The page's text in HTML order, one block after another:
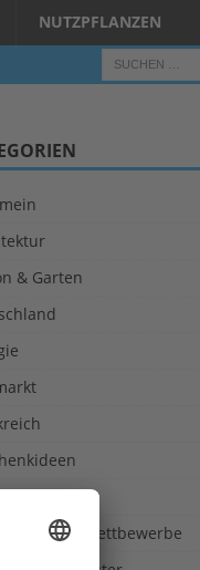
NUTZPFLANZEN
& Garten
& Wettbewerbe